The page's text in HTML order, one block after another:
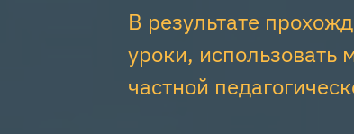
В результате
уроки, использовать
частной